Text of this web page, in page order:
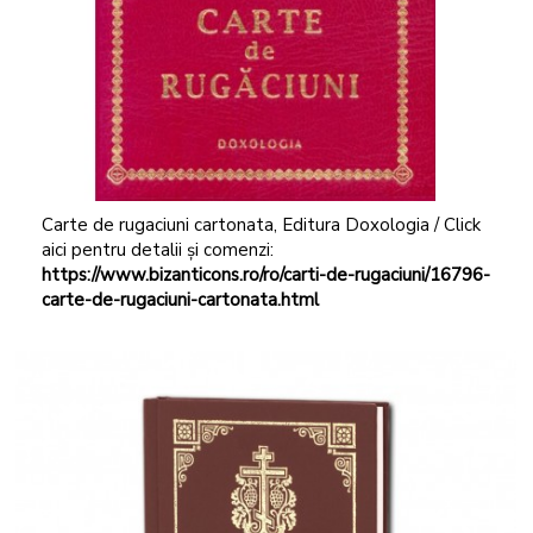
Carte de rugaciuni cartonata, Editura Doxologia / Click
aici pentru detalii și comenzi:
https://www.bizanticons.ro/ro/carti-de-rugaciuni/16796-
carte-de-rugaciuni-cartonata.html